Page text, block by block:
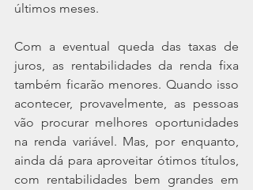
últimos meses.
Com a eventual queda das taxas de
juros, as rentabilidades da renda fixa
também ficarão menores. Quando isso
acontecer, provavelmente, as pessoas
vão procurar melhores oportunidades
na renda variável. Mas, por enquanto,
ainda dá para aproveitar ótimos títulos,
com rentabilidades bem grandes em